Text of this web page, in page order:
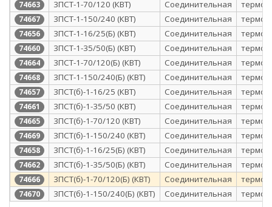
74663 3ПСТ-1-70/120 (КВТ) Соединительная
74667 3ПСТ-1-150/240 (КВТ) Соединительная
74656 3ПСТ-1-16/25(Б) (КВТ) Соединительная
74660 3ПСТ-1-35/50(Б) (КВТ) Соединительная
74664 3ПСТ-1-70/120(Б) (КВТ) Соединительная
74668 3ПСТ-1-150/240(Б) (КВТ) Соединительная
74657 3ПСТ(б)-1-16/25 (КВТ) Соединительная
74661 3ПСТ(б)-1-35/50 (КВТ) Соединительная
74665 3ПСТ(б)-1-70/120 (КВТ) Соединительная
74669 3ПСТ(б)-1-150/240 (КВТ) Соединительная
74658 3ПСТ(б)-1-16/25(Б) (КВТ) Соединительная
74662 3ПСТ(б)-1-35/50(Б) (КВТ) Соединительная
74666 3ПСТ(б)-1-70/120(Б) (КВТ) Соединительная
74670 3ПСТ(б)-1-150/240(Б) (КВТ) Соединительная